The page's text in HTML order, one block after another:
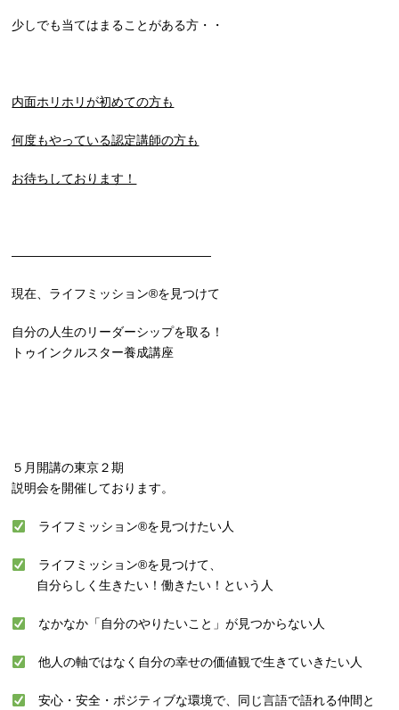
少しでも当てはまることがある方・・
内面ホリホリが初めての方も
何度もやっている認定講師の方も
お待ちしております！
————————————————
現在、ライフミッション®を見つけて
自分の人生のリーダーシップを取る！
トゥインクルスター養成講座
５月開講の東京２期
説明会を開催しております。
ライフミッション®を見つけたい人
ライフミッション®を見つけて、
自分らしく生きたい！働きたい！という人
なかなか「自分のやりたいこと」が見つからない人
他人の軸ではなく自分の幸せの価値観で生きていきたい人
安心・安全・ポジティブな環境で、同じ言語で語れる仲間と